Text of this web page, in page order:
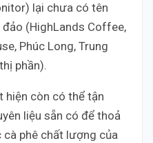
lại chưa có tên
(HighLands Coffee,
Phúc Long, Trung
phần).
hiện còn có thể tận
liệu sẵn có để thoả
phê chất lượng của